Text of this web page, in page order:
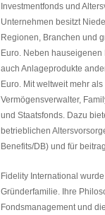
Investmentfonds und
Unternehmen besitzt
Regionen, Branchen und
Euro. Neben
auch Anlageprodukte
Euro. Mit weltweit mehr
Vermögensverwalter,
und Staatsfonds. Dazu
betrieblichen
Benefits/DB) und für
Fidelity International
Gründerfamilie. Ihre
Fondsmanagement und